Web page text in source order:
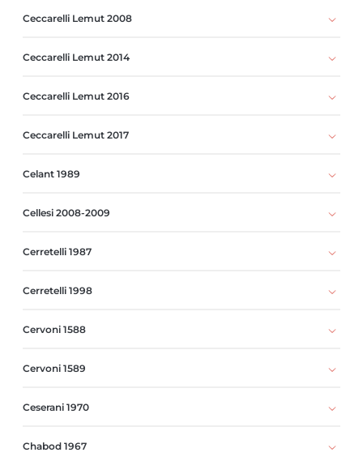
Ceccarelli Lemut 2008
Ceccarelli Lemut 2014
Ceccarelli Lemut 2016
Ceccarelli Lemut 2017
Celant 1989
Cellesi 2008-2009
Cerretelli 1987
Cerretelli 1998
Cervoni 1588
Cervoni 1589
Ceserani 1970
Chabod 1967